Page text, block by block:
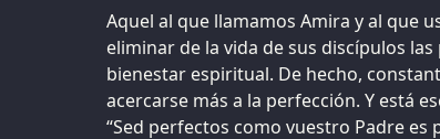
Aquel al que llamamos Amira y al que
eliminar de la vida de sus discípulos
bienestar espiritual. De hecho,
acercarse más a la perfección. Y está
“Sed perfectos como vuestro Padre es